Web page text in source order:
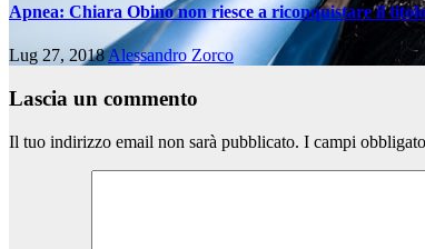
Apnea: Chiara Obino non riesce a riconquistare il
Lug 27, 2018 Alessandro Zorco
Lascia un commento
Il tuo indirizzo email non sarà pubblicato. I campi